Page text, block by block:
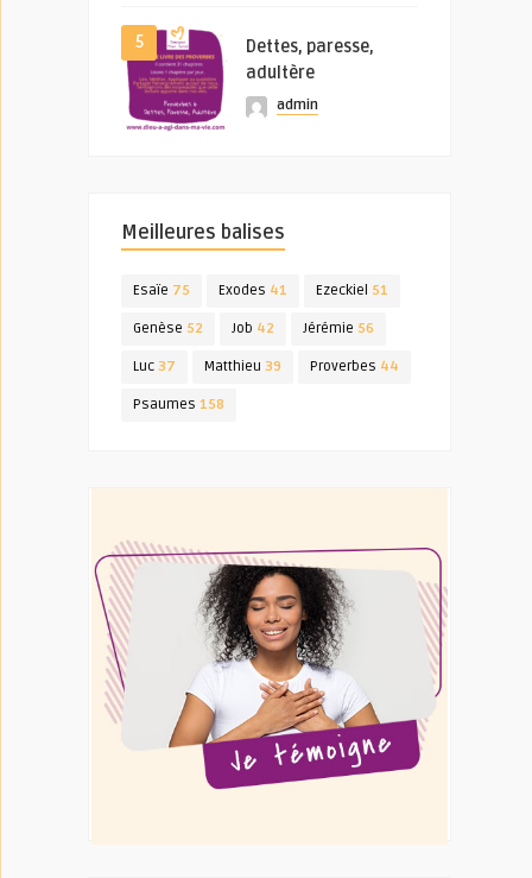
5
Dettes, paresse,
adultère
admin
Meilleures balises
Esaïe 75 Exodes 41 Ezeckiel 51
Genèse 52 Job 42 Jérémie 56
Luc 37 Matthieu 39 Proverbes 44
Psaumes 158